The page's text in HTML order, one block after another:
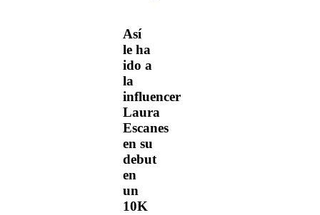
Así
le ha
ido a
la
influencer
Laura
Escanes
en su
debut
en
un
10K